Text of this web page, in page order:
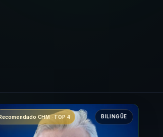
Recomendado CHM · TOP 4 BILINGÜE